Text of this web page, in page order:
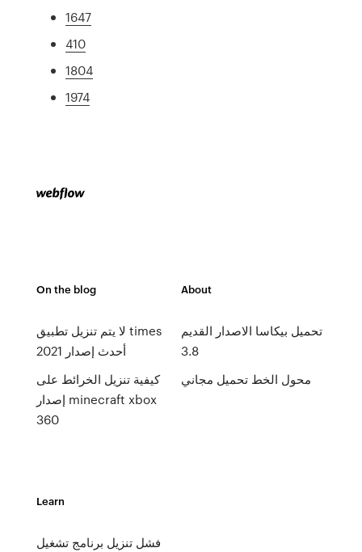
1647
410
1804
1974
On the blog
لا يتم تنزيل تطبيق times
أحدث إصدار 2021
كيفية تنزيل الخرائط على
إصدار minecraft xbox
360
About
تحميل بيكاسا الاصدار القديم
3.8
محول الخط تحميل مجاني
Learn
فشل تنزيل برنامج تشغيل